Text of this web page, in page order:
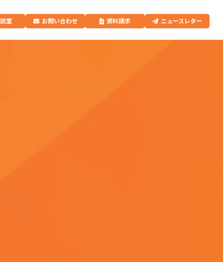
室 お問い合わせ 資料請求 ニュースレター